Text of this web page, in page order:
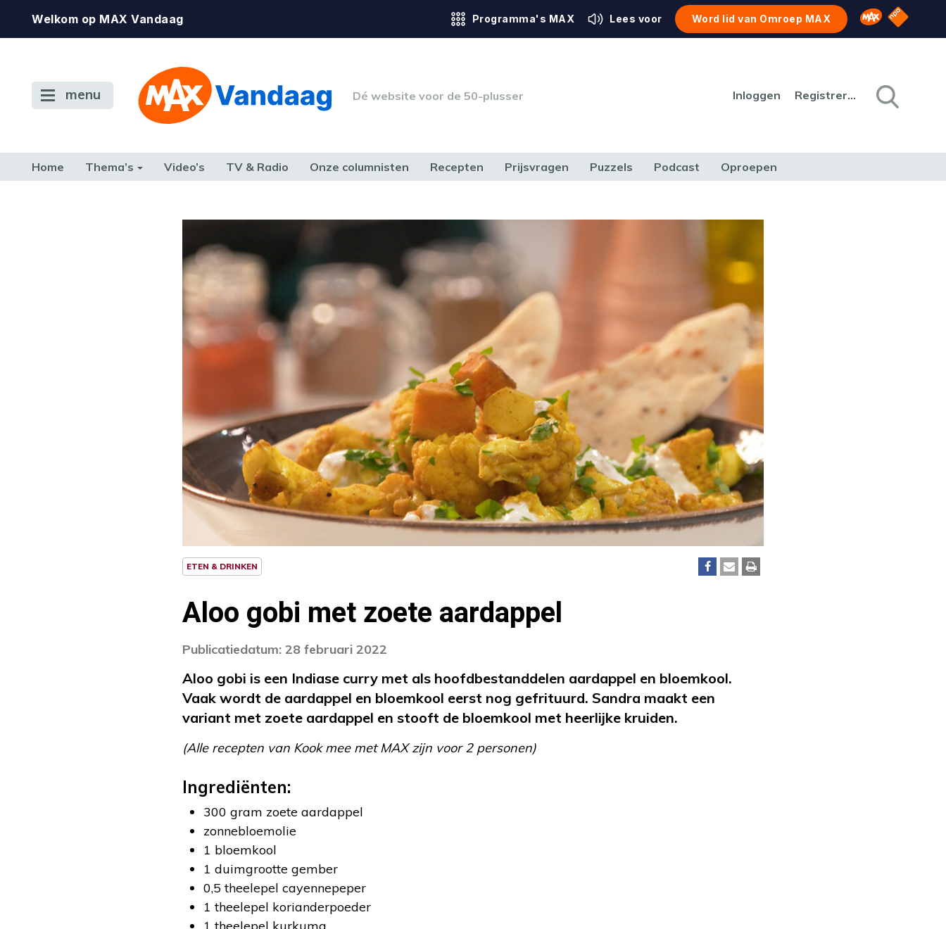
Welkom op MAX Vandaag Programma's MAX Lees voor Word lid van Omroep MAX Omroep MAX
NPO
menu Dé website voor de 50-plusser Inloggen Registreren
Home Thema’s Video’s TV & Radio Onze columnisten Recepten Prijsvragen Puzzels Podcast Oproepen
ETEN & DRINKEN
Aloo gobi met zoete aardappel
Publicatiedatum: 28 februari 2022
Aloo gobi is een Indiase curry met als hoofdbestanddelen aardappel en bloemkool.
Vaak wordt de aardappel en bloemkool eerst nog gefrituurd. Sandra maakt een
variant met zoete aardappel en stooft de bloemkool met heerlijke kruiden.
(Alle recepten van Kook mee met MAX zijn voor 2 personen)
Ingrediënten:
300 gram zoete aardappel
zonnebloemolie
1 bloemkool
1 duimgrootte gember
0,5 theelepel cayennepeper
1 theelepel korianderpoeder